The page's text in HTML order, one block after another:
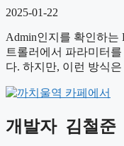
2025-01-22
Admin인지를 확인하는
트롤러에서 파라미터
다. 하지만, 이런 방식
개발자 김철준